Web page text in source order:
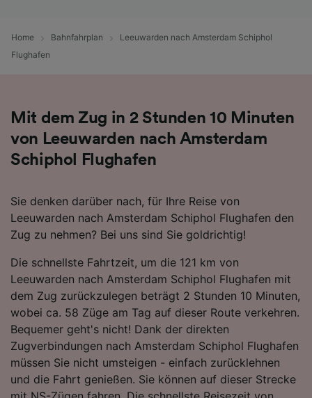
Home Bahnfahrplan
Leeuwarden nach Amsterdam Schiphol
Flughafen
Mit dem Zug in 2 Stunden 10 Minuten
von Leeuwarden nach Amsterdam
Schiphol Flughafen
Sie denken darüber nach, für Ihre Reise von
Leeuwarden nach Amsterdam Schiphol Flughafen den
Zug zu nehmen? Bei uns sind Sie goldrichtig!
Die schnellste Fahrtzeit, um die 121 km von
Leeuwarden nach Amsterdam Schiphol Flughafen mit
dem Zug zurückzulegen beträgt 2 Stunden 10 Minuten,
wobei ca. 58 Züge am Tag auf dieser Route verkehren.
Bequemer geht's nicht! Dank der direkten
Zugverbindungen nach Amsterdam Schiphol Flughafen
müssen Sie nicht umsteigen - einfach zurücklehnen
und die Fahrt genießen. Sie können auf dieser Strecke
Endgeräteeigenschaften zur Identifikation
aktiv abfragen. Speichern von oder Zugriff auf
Inhalten, Zielgruppenforschung sowie
Entwicklung und Verbesserung von
Angeboten.
Liste der Partner (Lieferanten)